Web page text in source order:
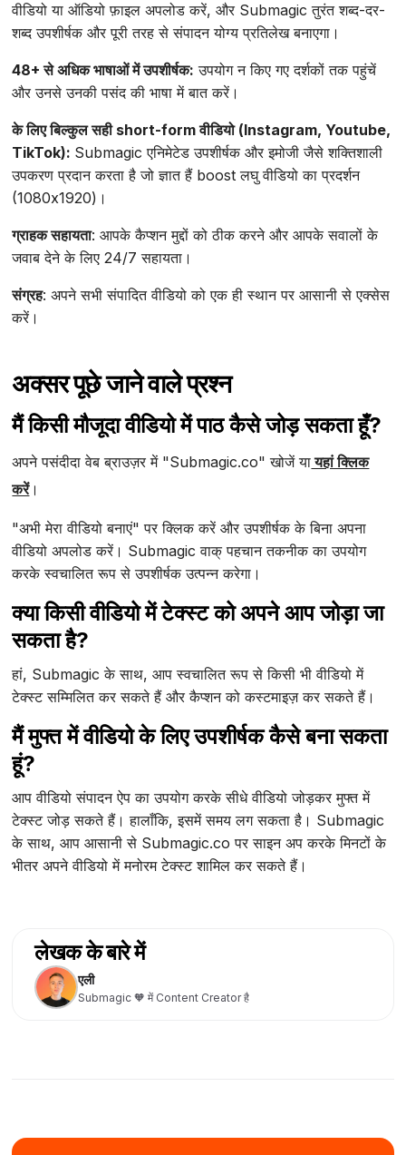
वीडियो या ऑडियो फ़ाइल अपलोड करें, और Submagic तुरंत शब्द-दर-
शब्द उपशीर्षक और पूरी तरह से संपादन योग्य प्रतिलेख बनाएगा।
48+ से अधिक भाषाओं में उपशीर्षक: उपयोग न किए गए दर्शकों तक पहुंचें
और उनसे उनकी पसंद की भाषा में बात करें।
के लिए बिल्कुल सही short-form वीडियो (Instagram, Youtube,
TikTok): Submagic एनिमेटेड उपशीर्षक और इमोजी जैसे शक्तिशाली
उपकरण प्रदान करता है जो ज्ञात हैं boost लघु वीडियो का प्रदर्शन
(1080x1920)।
ग्राहक सहायता: आपके कैप्शन मुद्दों को ठीक करने और आपके सवालों के
जवाब देने के लिए 24/7 सहायता।
संग्रह: अपने सभी संपादित वीडियो को एक ही स्थान पर आसानी से एक्सेस
करें।
अक्सर पूछे जाने वाले प्रश्न
मैं किसी मौजूदा वीडियो में पाठ कैसे जोड़ सकता हूँ?
अपने पसंदीदा वेब ब्राउज़र में "Submagic.co" खोजें यायहां क्लिक
करें।
"अभी मेरा वीडियो बनाएं" पर क्लिक करें और उपशीर्षक के बिना अपना
वीडियो अपलोड करें। Submagic वाक् पहचान तकनीक का उपयोग
करके स्वचालित रूप से उपशीर्षक उत्पन्न करेगा।
क्या किसी वीडियो में टेक्स्ट को अपने आप जोड़ा जा
सकता है?
हां, Submagic के साथ, आप स्वचालित रूप से किसी भी वीडियो में
टेक्स्ट सम्मिलित कर सकते हैं और कैप्शन को कस्टमाइज़ कर सकते हैं।
मैं मुफ्त में वीडियो के लिए उपशीर्षक कैसे बना सकता
हूं?
आप वीडियो संपादन ऐप का उपयोग करके सीधे वीडियो जोड़कर मुफ्त में
टेक्स्ट जोड़ सकते हैं। हालाँकि, इसमें समय लग सकता है। Submagic
के साथ, आप आसानी से Submagic.co पर साइन अप करके मिनटों के
भीतर अपने वीडियो में मनोरम टेक्स्ट शामिल कर सकते हैं।
लेखक के बारे में
एली
Submagic 🧡 में Content Creator है